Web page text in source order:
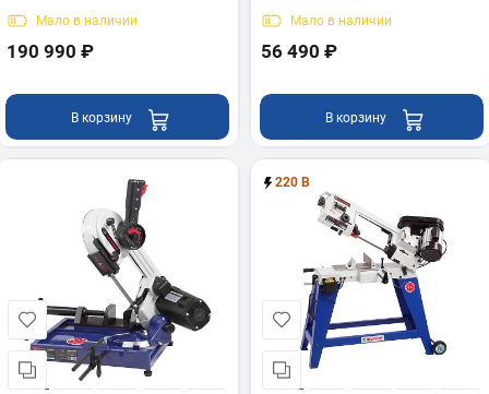
Мало в наличии
190 990 ₽
В корзину
Мало в наличии
56 490 ₽
В корзину
220 В